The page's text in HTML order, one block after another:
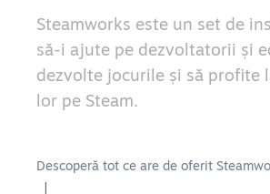
Steamworks este un set de
să-i ajute pe dezvoltatorii și
dezvolte jocurile și să profite
lor pe Steam.
Descoperă tot ce are de oferit